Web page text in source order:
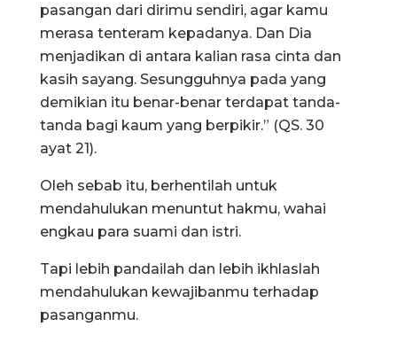
pasangan dari dirimu sendiri, agar kamu
merasa tenteram kepadanya. Dan Dia
menjadikan di antara kalian rasa cinta dan
kasih sayang. Sesungguhnya pada yang
demikian itu benar-benar terdapat tanda-
tanda bagi kaum yang berpikir.” (QS. 30
ayat 21).
Oleh sebab itu, berhentilah untuk
mendahulukan menuntut hakmu, wahai
engkau para suami dan istri.
Tapi lebih pandailah dan lebih ikhlaslah
mendahulukan kewajibanmu terhadap
pasanganmu.